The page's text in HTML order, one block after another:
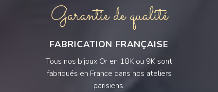
Garantie de qualité
FABRICATION FRANÇAISE
Tous nos bijoux Or en 18K ou 9K sont
fabriqués en France dans nos ateliers
parisiens.